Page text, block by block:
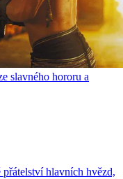
slavného hororu a
přátelství hlavních hvězd,